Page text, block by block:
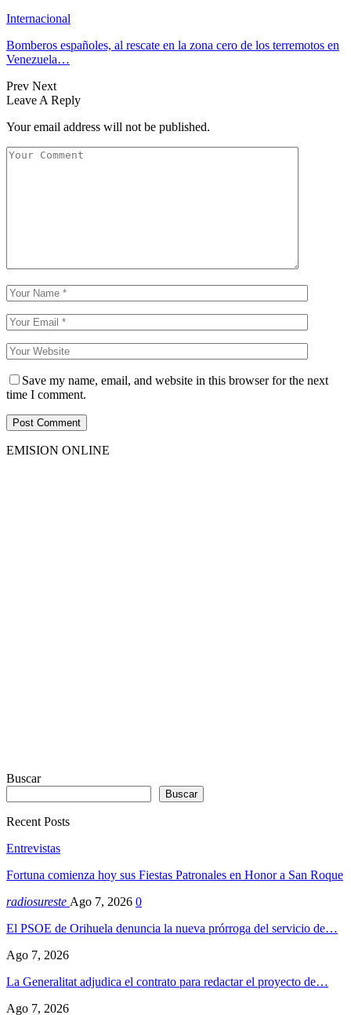
Internacional
Bomberos españoles, al rescate en la zona cero de los terremotos en
Venezuela…
Prev Next
Leave A Reply
Your email address will not be published.
Save my name, email, and website in this browser for the next
time I comment.
EMISION ONLINE
Buscar
Buscar
Recent Posts
Entrevistas
Fortuna comienza hoy sus Fiestas Patronales en Honor a San Roque
radiosureste Ago 7, 2026 0
El PSOE de Orihuela denuncia la nueva prórroga del servicio de…
Ago 7, 2026
La Generalitat adjudica el contrato para redactar el proyecto de…
Ago 7, 2026